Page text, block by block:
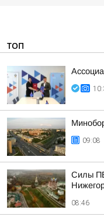
ТОП
09:08
Силы
08:46